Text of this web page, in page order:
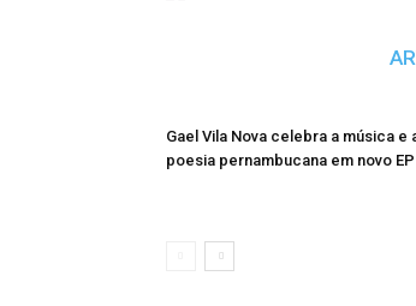
Gael Vila Nova celebra a música e
poesia pernambucana em novo EP